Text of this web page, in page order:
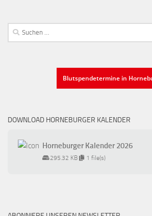
Suchen
nach:
Blutspendetermine in
DOWNLOAD HORNEBURGER KALENDER
Horneburger Kalender 2026
295.32 KB 1 file(s)